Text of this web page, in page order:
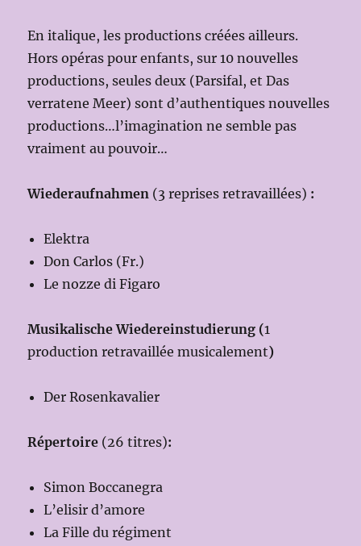
En italique, les productions créées ailleurs.
Hors opéras pour enfants, sur 10 nouvelles
productions, seules deux (Parsifal, et Das
verratene Meer) sont d’authentiques nouvelles
productions…l’imagination ne semble pas
vraiment au pouvoir…
Wiederaufnahmen (3 reprises retravaillées) :
Elektra
Don Carlos (Fr.)
Le nozze di Figaro
Musikalische Wiedereinstudierung (1
production retravaillée musicalement)
Der Rosenkavalier
Répertoire (26 titres):
Simon Boccanegra
L’elisir d’amore
La Fille du régiment